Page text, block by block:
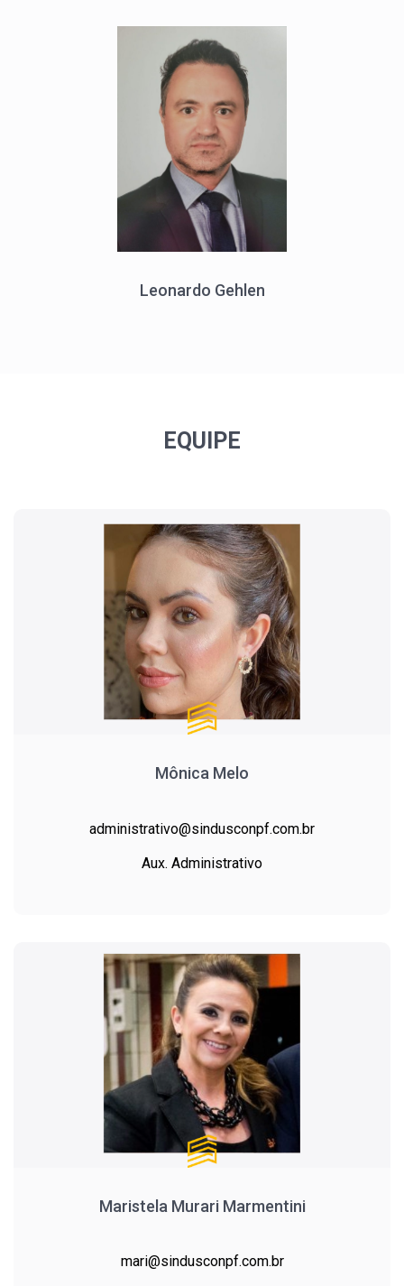
Leonardo Gehlen
EQUIPE
Mônica Melo
administrativo@sindusconpf.com.br
Aux. Administrativo
Maristela Murari Marmentini
mari@sindusconpf.com.br